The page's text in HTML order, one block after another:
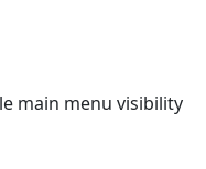
main menu visibility